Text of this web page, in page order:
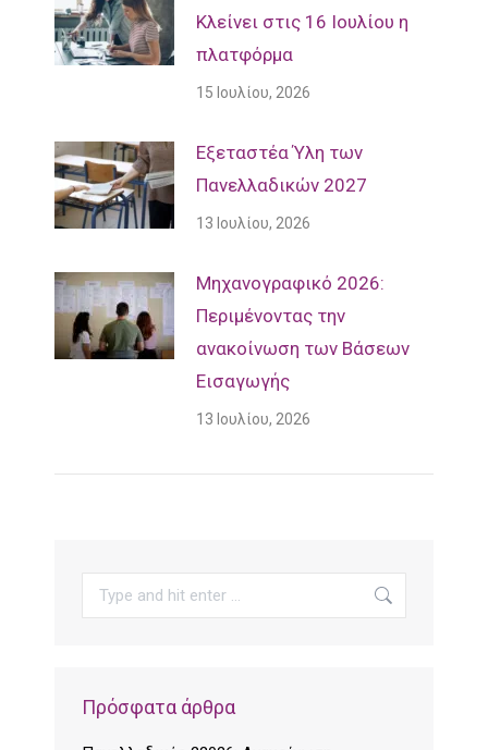
Κλείνει στις 16 Ιουλίου η
πλατφόρμα
15 Ιουλίου, 2026
Εξεταστέα Ύλη των
Πανελλαδικών 2027
13 Ιουλίου, 2026
Mηχανογραφικό 2026:
Περιμένοντας την
ανακοίνωση των Βάσεων
Εισαγωγής
13 Ιουλίου, 2026
Search:
Πρόσφατα άρθρα